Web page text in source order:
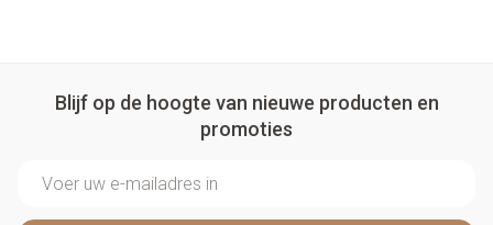
Blijf op de hoogte van nieuwe producten en
promoties